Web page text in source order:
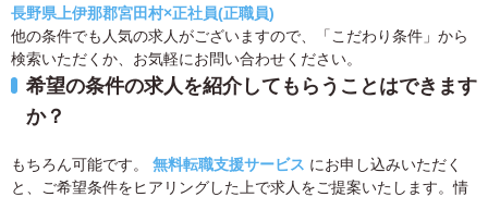
長野県上伊那郡宮田村×正社員(正職員)
他の条件でも人気の求人がございますので、「こだわり条件」から
検索いただくか、お気軽にお問い合わせください。
希望の条件の求人を紹介してもらうことはできます
か？
もちろん可能です。 無料転職支援サービス にお申し込みいただく
と、ご希望条件をヒアリングした上で求人をご提案いたします。情